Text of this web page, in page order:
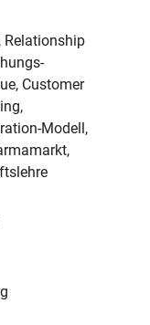
Relationship
Customer
Modell,